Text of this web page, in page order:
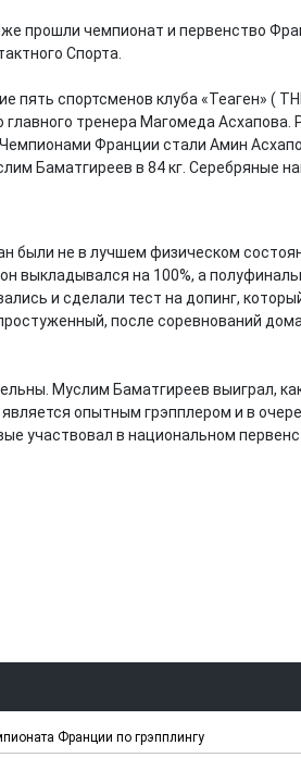
прошли чемпионат и первенство
Спорта.
пять спортсменов клуба «Теаген» (
главного тренера Магомеда
Франции стали Амин
Баматгиреев в 84 кг. Серебряные
были не в лучшем физическом
выкладывался на 100%, а
и сделали тест на допинг,
после соревнований
Муслим Баматгиреев выиграл,
опытным грэпплером и в
участвовал в национальном
Франции по грэпплингу